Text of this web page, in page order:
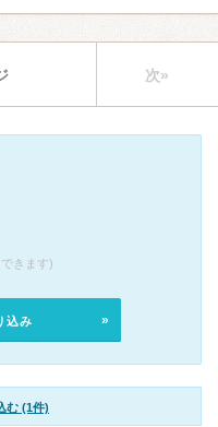
次»
きます)
込み
む (1件)